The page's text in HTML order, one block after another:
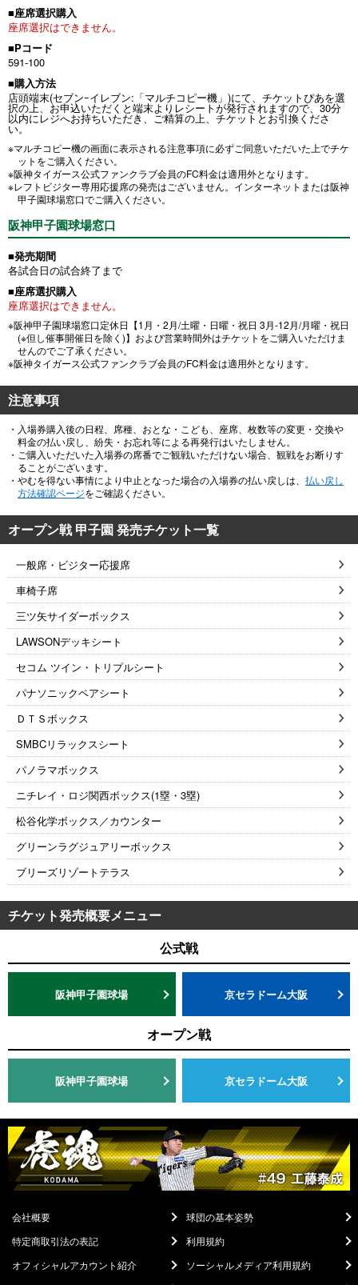
■座席選択購入
座席選択はできません。
■Pコード
591-100
■購入方法
店頭端末(セブンｰイレブン:「マルチコピー機」)にて、チケットぴあを選
択の上、お申込いただくと端末よりレシートが発行されますので、30分
以内にレジへお持ちいただき、ご精算の上、チケットとお引換くださ
い。
※マルチコピー機の画面に表示される注意事項に必ずご同意いただいた上でチケ
ットをご購入ください。
※阪神タイガース公式ファンクラブ会員のFC料金は適用外となります。
※レフトビジター専用応援席の発売はございません。インターネットまたは阪神
甲子園球場窓口でご購入ください。
阪神甲子園球場窓口
■発売期間
各試合日の試合終了まで
■座席選択購入
座席選択はできません。
※阪神甲子園球場窓口定休日【1月・2月/土曜・日曜・祝日 3月-12月/月曜・祝日
(※但し催事開催日を除く)】および営業時間外はチケットをご購入いただけま
せんのでご了承ください。
※阪神タイガース公式ファンクラブ会員のFC料金は適用外となります。
注意事項
・入場券購入後の日程、席種、おとな・こども、座席、枚数等の変更・交換や
料金の払い戻し、紛失・お忘れ等による再発行はいたしません。
・ご購入いただいた入場券の席番でご観戦いただけない場合、観戦をお断りす
ることがございます。
・やむを得ない事情により中止となった場合の入場券の払い戻しは、 払い戻し
方法確認ページをご確認ください。
オープン戦 甲子園 発売チケット一覧
一般席・ビジター応援席
車椅子席
三ツ矢サイダーボックス
LAWSONデッキシート
セコム ツイン・トリプルシート
パナソニックペアシート
ＤＴＳボックス
SMBCリラックスシート
パノラマボックス
ニチレイ・ロジ関西ボックス(1塁・3塁)
松谷化学ボックス／カウンター
グリーンラグジュアリーボックス
ブリーズリゾートテラス
チケット発売概要メニュー
公式戦
阪神甲子園球場 京セラドーム大阪
オープン戦
阪神甲子園球場 京セラドーム大阪
会社概要
球団の基本姿勢
特定商取引法の表記
利用規約
オフィシャルアカウント紹介
ソーシャルメディア利用規約